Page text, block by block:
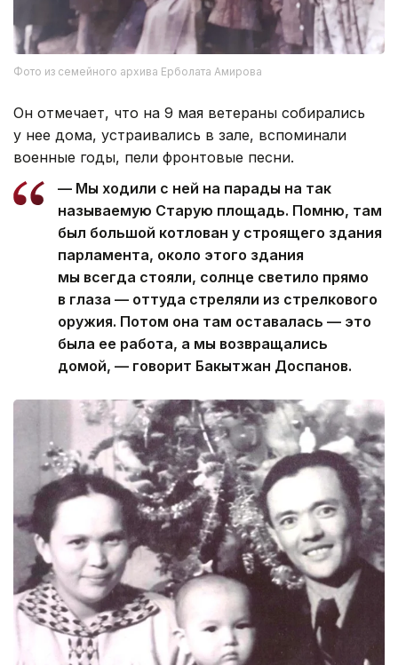
Фото из семейного архива Ерболата Амирова
Он отмечает, что на 9 мая ветераны собирались
у нее дома, устраивались в зале, вспоминали
военные годы, пели фронтовые песни.
— Мы ходили с ней на парады на так
называемую Старую площадь. Помню, там
был большой котлован у строящего здания
парламента, около этого здания
мы всегда стояли, солнце светило прямо
в глаза — оттуда стреляли из стрелкового
оружия. Потом она там оставалась — это
была ее работа, а мы возвращались
домой, — говорит Бакытжан Доспанов.